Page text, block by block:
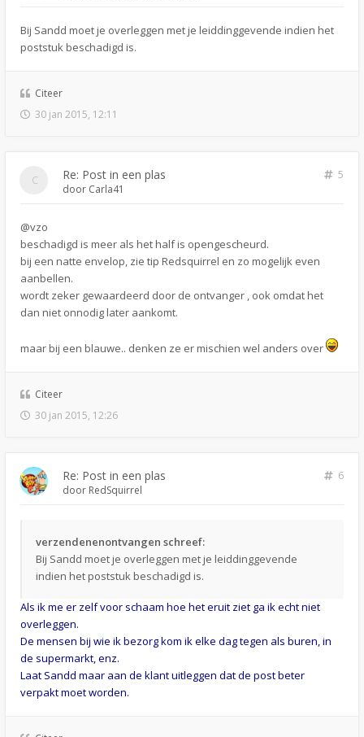
Bij Sandd moet je overleggen met je leiddinggevende indien het
poststuk beschadigd is.
Citeer
30 jan 2015, 12:11
Re: Post in een plas
5
door Carla41
@vzo
beschadigd is meer als het half is opengescheurd.
bij een natte envelop, zie tip Redsquirrel en zo mogelijk even
aanbellen.
wordt zeker gewaardeerd door de ontvanger , ook omdat het
dan niet onnodig later aankomt.
maar bij een blauwe.. denken ze er mischien wel anders over
Citeer
30 jan 2015, 12:26
Re: Post in een plas
6
door RedSquirrel
verzendenenontvangen schreef:
Bij Sandd moet je overleggen met je leiddinggevende
indien het poststuk beschadigd is.
Als ik me er zelf voor schaam hoe het eruit ziet ga ik echt niet
overleggen.
De mensen bij wie ik bezorg kom ik elke dag tegen als buren, in
de supermarkt, enz.
Laat Sandd maar aan de klant uitleggen dat de post beter
verpakt moet worden.